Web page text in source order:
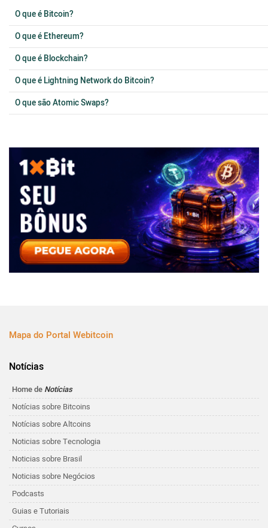
O que é Bitcoin?
O que é Ethereum?
O que é Blockchain?
O que é Lightning Network do Bitcoin?
O que são Atomic Swaps?
Mapa do Portal Webitcoin
Notícias
Home de Notícias
Notícias sobre Bitcoins
Notícias sobre Altcoins
Noticias sobre Tecnologia
Noticias sobre Brasil
Noticias sobre Negócios
Podcasts
Guias e Tutoriais